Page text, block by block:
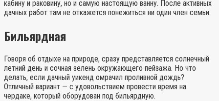
кабину и раковину, но и самую настоящую ванну. После активных
дачных работ там не откажется понежиться ни один член семьи.
Бильярдная
Говоря об отдыхе на природе, сразу представляется солнечный
летний день и сочная зелень окружающего пейзажа. Но что
делать, если дачный уикенд омрачил проливной дождь?
Отличный вариант — с удовольствием провести время на
чердаке, который оборудован под бильярдную.